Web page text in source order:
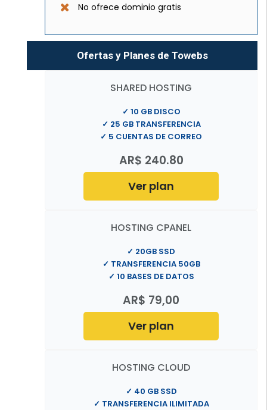
No ofrece dominio gratis
Ofertas y Planes de Towebs
SHARED HOSTING
AR$ 240.80
✓ 10 GB DISCO
✓ 25 GB TRANSFERENCIA
✓ 5 CUENTAS DE CORREO
Ver plan
HOSTING CPANEL
AR$ 79,00
✓ 20GB SSD
✓ TRANSFERENCIA 50GB
✓ 10 BASES DE DATOS
Ver plan
HOSTING CLOUD
✓ 40 GB SSD
✓ TRANSFERENCIA ILIMITADA